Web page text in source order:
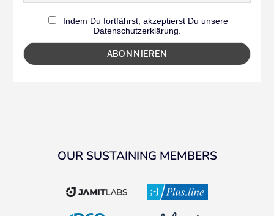
Indem Du fortfährst, akzeptierst Du unsere
Datenschutzerklärung.
OUR SUSTAINING MEMBERS